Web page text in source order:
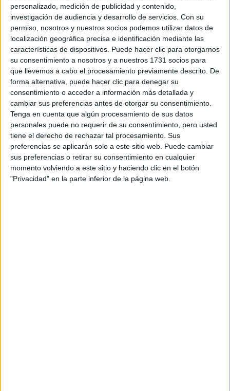
personalizado, medición de publicidad y contenido,
investigación de audiencia y desarrollo de servicios. Con su
permiso, nosotros y nuestros socios podemos utilizar datos de
localización geográfica precisa e identificación mediante las
características de dispositivos. Puede hacer clic para otorgarnos
su consentimiento a nosotros y a nuestros 1731 socios para
que llevemos a cabo el procesamiento previamente descrito. De
forma alternativa, puede hacer clic para denegar su
consentimiento o acceder a información más detallada y
cambiar sus preferencias antes de otorgar su consentimiento.
Tenga en cuenta que algún procesamiento de sus datos
personales puede no requerir de su consentimiento, pero usted
tiene el derecho de rechazar tal procesamiento. Sus
preferencias se aplicarán solo a este sitio web. Puede cambiar
sus preferencias o retirar su consentimiento en cualquier
momento volviendo a este sitio y haciendo clic en el botón
"Privacidad" en la parte inferior de la página web.
Circuitos
F1
Fórmula E
F2 / F3 / F4
Resistencia
Indycar
Otros
Producto
Producto
Web pensada para poder ofrecer diferentes
productos propios y ajenos para que los
aficionados los puedan adquirir